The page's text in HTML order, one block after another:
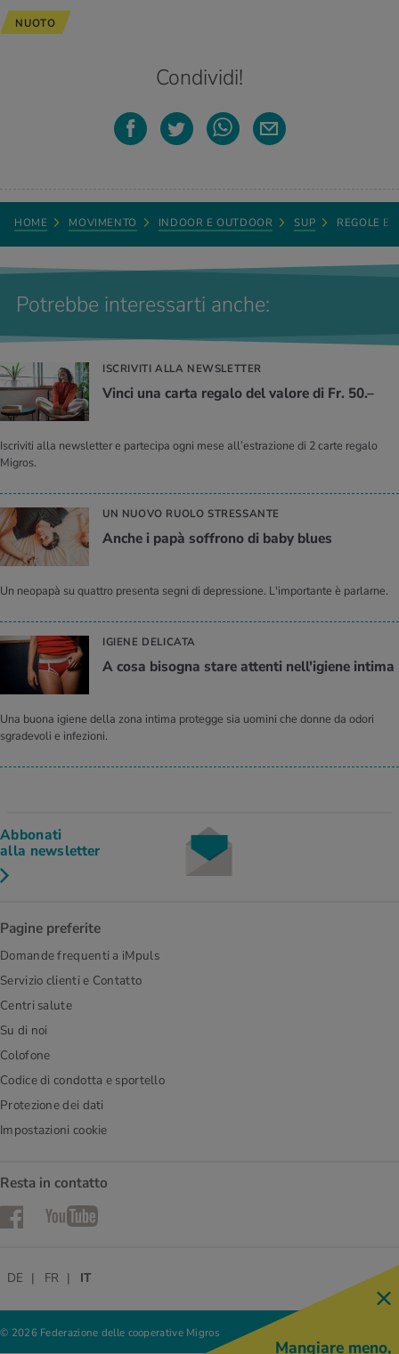
NUOTO
Condividi!
HOME MOVIMENTO INDOOR E OUTDOOR SUP REGOLE E
Potrebbe interessarti anche:
ISCRIVITI ALLA NEWSLETTER
Vinci una carta regalo del valore di Fr. 50.–
Iscriviti alla newsletter e partecipa ogni mese all’estrazione di 2 carte regalo
Migros.
UN NUOVO RUOLO STRESSANTE
Anche i papà soffrono di baby blues
Un neopapà su quattro presenta segni di depressione. L'importante è parlarne.
IGIENE DELICATA
A cosa bisogna stare attenti nell'igiene intima
Una buona igiene della zona intima protegge sia uomini che donne da odori
sgradevoli e infezioni.
Abbonati
alla newsletter
Pagine preferite
Domande frequenti a iMpuls
Servizio clienti e Contatto
Centri salute
Su di noi
Colofone
Codice di condotta e sportello
Protezione dei dati
Impostazioni cookie
Resta in contatto
FacebookYouTube
© 2026 Federazione delle cooperative Migros
DE FR IT
Mangiare meno,